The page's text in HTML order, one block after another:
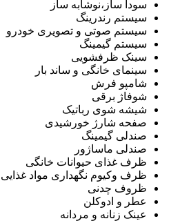
سودا ساز،نوشابه ساز
سیستم رندرینگ
سیستم صوتی و تصویری خودرو
سیستم گیمینگ
سینک ظرفشویی
سینمای خانگی و ساند بار
شامپو فرش
شوفاژ برقی
شیشه شوی رباتیک
صفحه شارژ خورشیدی
صندلی گیمینگ
صندلی ماساژور
ظرف غذای حیوانات خانگی
ظرف وکیوم نگهداری مواد غذایی
ظروف چدنی
عطر و ادوکلن
عینک زنانه و مردانه